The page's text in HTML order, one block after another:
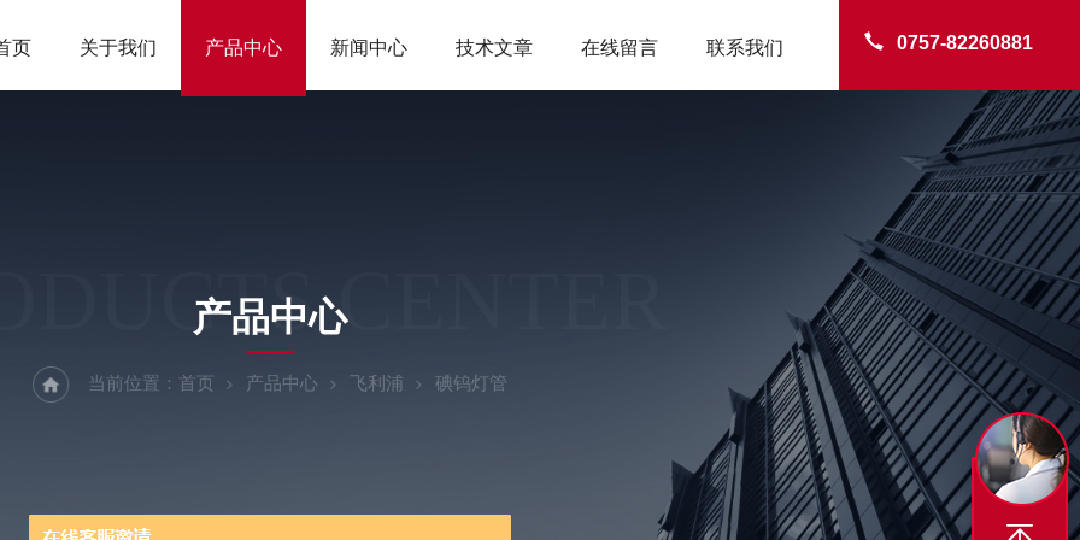
0757-82260881
页 关于我们 产品中心 新闻中心 技术文章 在线留言 联系我们
CENTER
产品中心
当前位置： 首页 产品中心 飞利浦 碘钨灯管